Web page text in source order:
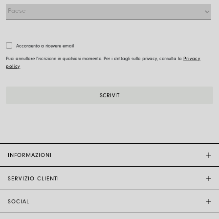
Acconsento a ricevere email
Puoi annullare l’iscrizione in qualsiasi momento. Per i dettagli sulla privacy, consulta la Privacy
policy
INFORMAZIONI
SERVIZIO CLIENTI
SOCIAL